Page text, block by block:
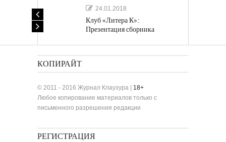
24.01.2018
Клуб «Литера К»:
Презентация сборника
КОПИРАЙТ
© 2011 - 2016 Журнал Клаузура | 18+
Любое копирование материалов только с
письменного разрешения редакции
РЕГИСТРАЦИЯ